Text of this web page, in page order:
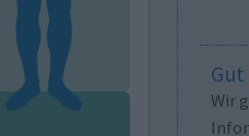
Gut
Wir